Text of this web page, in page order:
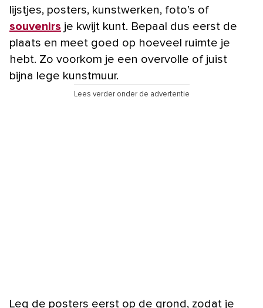
lijstjes, posters, kunstwerken, foto’s of
souvenirs je kwijt kunt. Bepaal dus eerst de
plaats en meet goed op hoeveel ruimte je
hebt. Zo voorkom je een overvolle of juist
bijna lege kunstmuur.
Lees verder onder de advertentie
Leg de posters eerst op de grond, zodat je